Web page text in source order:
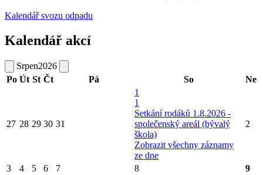
Kalendář svozu odpadu
Kalendář akcí
Srpen2026
Po Út St Čt Pá So Ne
27 28 29 30 31
1
1
Setkání rodáků 1.8.2026 -
společenský areál (bývalý
škola)
Zobrazit všechny záznamy
ze dne
2
3 4 5 6 7 8 9